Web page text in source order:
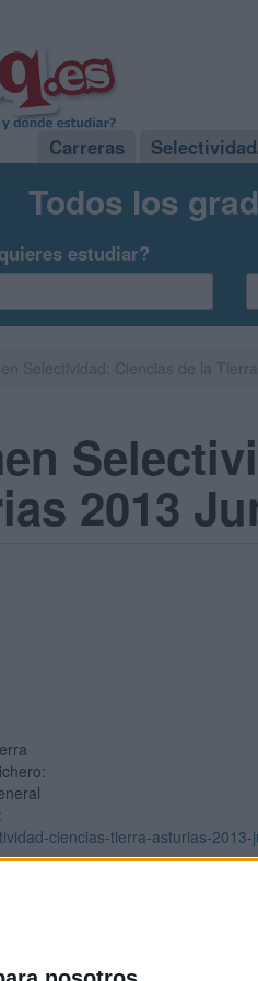
Carreras
Todos los
estudiar?
2013
ciencias-tierra-asturias-2013-